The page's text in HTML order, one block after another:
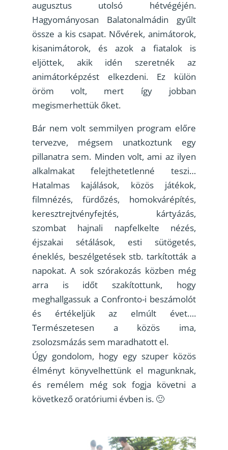
augusztus utolsó hétvégéjén.
Hagyományosan Balatonalmádin gyűlt
össze a kis csapat. Nővérek, animátorok,
kisanimátorok, és azok a fiatalok is
eljöttek, akik idén szeretnék az
animátorképzést elkezdeni. Ez külön
öröm volt, mert így jobban
megismerhettük őket.
Bár nem volt semmilyen program előre
tervezve, mégsem unatkoztunk egy
pillanatra sem. Minden volt, ami az ilyen
alkalmakat felejthetetlenné teszi…
Hatalmas kajálások, közös játékok,
filmnézés, fürdőzés, homokvárépítés,
keresztrejtvényfejtés, kártyázás,
szombat hajnali napfelkelte nézés,
éjszakai sétálások, esti sütögetés,
éneklés, beszélgetések stb. tarkították a
napokat. A sok szórakozás közben még
arra is időt szakítottunk, hogy
meghallgassuk a Confronto-i beszámolót
és értékeljük az elmúlt évet….
Természetesen a közös ima,
zsolozsmázás sem maradhatott el.
Úgy gondolom, hogy egy szuper közös
élményt könyvelhettünk el magunknak,
és remélem még sok fogja követni a
következő oratóriumi évben is. 🙂